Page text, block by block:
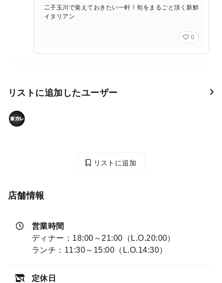
二子玉川で覚えておきたい一軒！旬をまるごと頂く新鮮
イタリアン
0
リストに追加したユーザー
リストに追加
店舗情報
営業時間
ディナー：18:00～21:00（L.O.20:00）
ランチ：11:30～15:00（L.O.14:30）
定休日